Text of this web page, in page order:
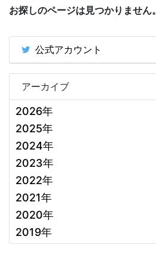
お探しのページは見つかりません。
公式アカウント
アーカイブ
2026年
2025年
2024年
2023年
2022年
2021年
2020年
2019年